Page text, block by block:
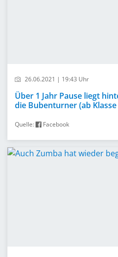
26.06.2021 | 19:43 Uhr
Über 1 Jahr Pause liegt
die Bubenturner (ab
Quelle: Facebook